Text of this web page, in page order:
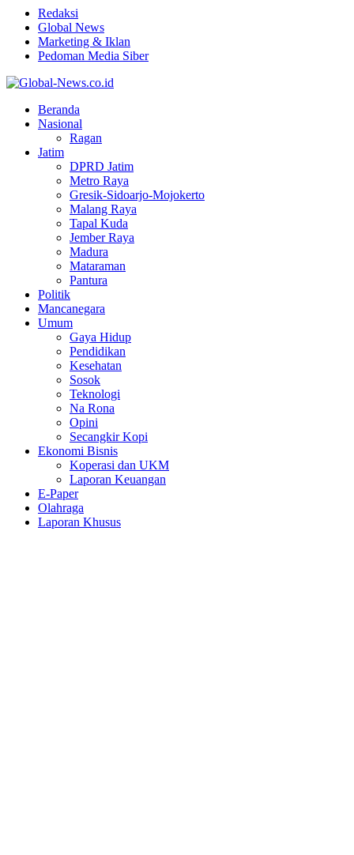
Redaksi
Global News
Marketing & Iklan
Pedoman Media Siber
Beranda
Nasional
Ragan
Jatim
DPRD Jatim
Metro Raya
Gresik-Sidoarjo-Mojokerto
Malang Raya
Tapal Kuda
Jember Raya
Madura
Mataraman
Pantura
Politik
Mancanegara
Umum
Gaya Hidup
Pendidikan
Kesehatan
Sosok
Teknologi
Na Rona
Opini
Secangkir Kopi
Ekonomi Bisnis
Koperasi dan UKM
Laporan Keuangan
E-Paper
Olahraga
Laporan Khusus